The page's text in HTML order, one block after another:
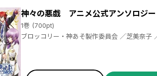
神々の悪戯 アニメ公式アンソロジー
1巻 (700pt)
ブロッコリー・神あそ製作委員会 ／芝美奈子 ／衣丘わこ ／ヤミ香 ／希月 ／吉 ／ｍｏｏ ／緋霧 雪 ／クマタル ／七都サマコ ／藤崎かるは ／さ